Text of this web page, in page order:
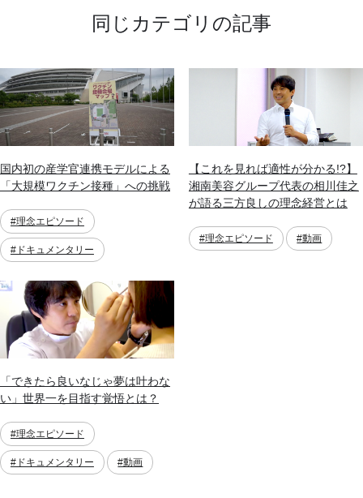
同じカテゴリの記事
国内初の産学官連携モデルによる
「大規模ワクチン接種」への挑戦
#理念エピソード
#ドキュメンタリー
【これを見れば適性が分かる!?】
湘南美容グループ代表の相川佳之
が語る三方良しの理念経営とは
#理念エピソード #動画
「できたら良いなじゃ夢は叶わな
い」世界一を目指す覚悟とは？
#理念エピソード
#ドキュメンタリー #動画